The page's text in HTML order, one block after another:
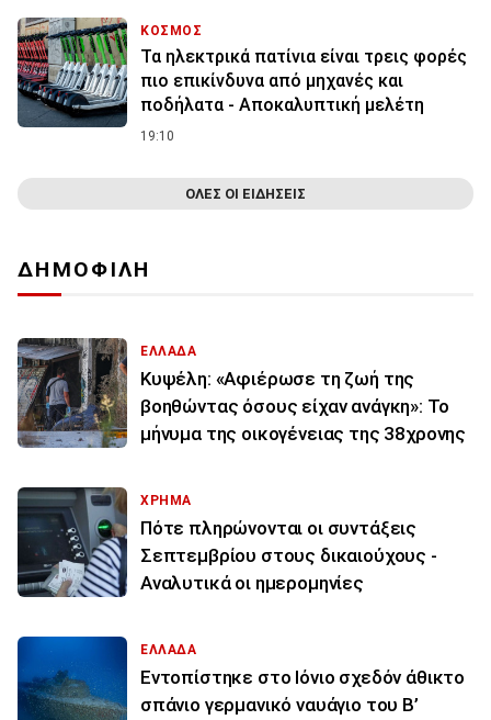
ΚΟΣΜΟΣ
Τα ηλεκτρικά πατίνια είναι τρεις φορές
πιο επικίνδυνα από μηχανές και
ποδήλατα - Αποκαλυπτική μελέτη
19:10
ΟΛΕΣ ΟΙ ΕΙΔΗΣΕΙΣ
ΔΗΜΟΦΙΛΗ
ΕΛΛΑΔΑ
Κυψέλη: «Αφιέρωσε τη ζωή της
βοηθώντας όσους είχαν ανάγκη»: Το
μήνυμα της οικογένειας της 38χρονης
ΧΡΗΜΑ
Πότε πληρώνονται οι συντάξεις
Σεπτεμβρίου στους δικαιούχους -
Αναλυτικά οι ημερομηνίες
ΕΛΛΑΔΑ
Εντοπίστηκε στο Ιόνιο σχεδόν άθικτο
σπάνιο γερμανικό ναυάγιο του Β’